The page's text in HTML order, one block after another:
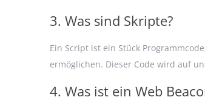
3. Was sind Skripte?
Ein Script ist ein Stück
ermöglichen. Dieser Code wird auf
4. Was ist ein Web